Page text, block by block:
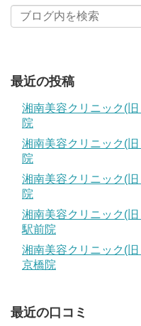
最近の投稿
湘南美容クリニック(
院
湘南美容クリニック(
院
湘南美容クリニック(
院
湘南美容クリニック(
駅前院
湘南美容クリニック(
京橋院
最近の口コミ